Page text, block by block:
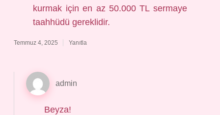
kurmak için en az 50.000 TL sermaye
taahhüdü gereklidir.
Temmuz 4, 2025 Yanıtla
admin
Beyza!